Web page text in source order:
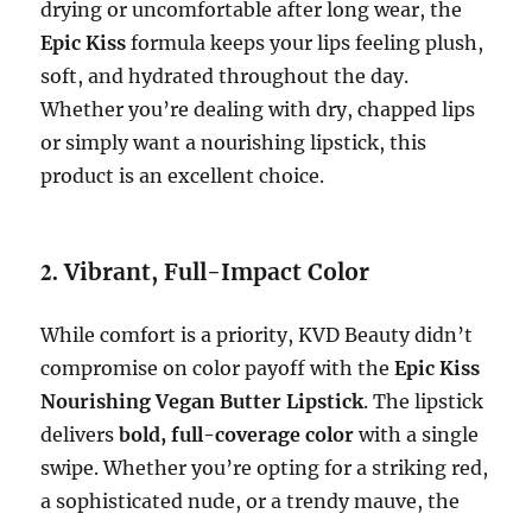
drying or uncomfortable after long wear, the
Epic Kiss formula keeps your lips feeling plush,
soft, and hydrated throughout the day.
Whether you’re dealing with dry, chapped lips
or simply want a nourishing lipstick, this
product is an excellent choice.
2.Vibrant, Full-Impact Color
While comfort is a priority, KVD Beauty didn’t
compromise on color payoff with theEpic Kiss
Nourishing Vegan Butter Lipstick. The lipstick
deliversbold, full-coverage color with a single
swipe. Whether you’re opting for a striking red,
a sophisticated nude, or a trendy mauve, the